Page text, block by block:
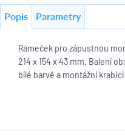
Popis Parametry
Rámeček pro zápustnou
214 x 154 x 43 mm. Balení
bílé barvě a montážní